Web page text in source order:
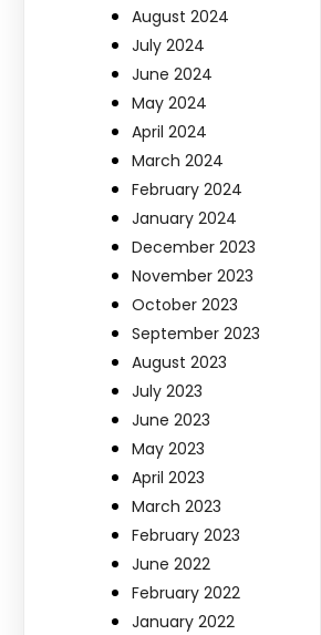
August 2024
July 2024
June 2024
May 2024
April 2024
March 2024
February 2024
January 2024
December 2023
November 2023
October 2023
September 2023
August 2023
July 2023
June 2023
May 2023
April 2023
March 2023
February 2023
June 2022
February 2022
January 2022